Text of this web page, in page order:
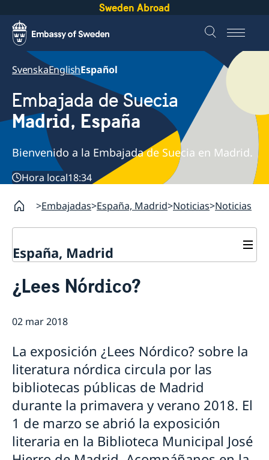
Sweden Abroad
SvenskaEnglishEspañol
Embajada de Suecia
Madrid, España
Bienvenido a la Embajada de Suecia en Madrid.
Hora local18:34
Embajadas España, Madrid Noticias Noticias
España, Madrid
Sobre nosotros
Reglamento General de Protección de Datos (RGPD)
Noticias
¿Lees Nórdico?
02 mar 2018
La exposición ¿Lees Nórdico? sobre la
literatura nórdica circula por las
bibliotecas públicas de Madrid
durante la primavera y verano 2018. El
1 de marzo se abrió la exposición
literaria en la Biblioteca Municipal José